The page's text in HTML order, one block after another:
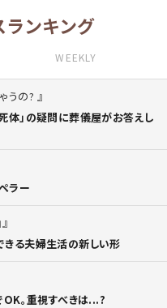
ランキング
WEEKLY
うの?
体」の疑問に葬儀屋がお答えし
ラー
る夫婦生活の新しい形
OK。重視すべきは...?